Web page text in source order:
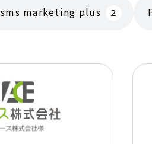
sms marketing plus 2